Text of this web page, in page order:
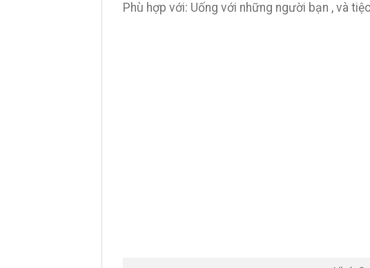
Phù hợp với: Uống với những người bạn , và